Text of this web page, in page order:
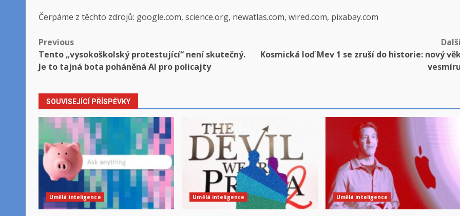
Čerpáme z těchto zdrojů: google.com, science.org, newatlas.com, wired.com, pixabay.com
Post
navigation
Previous
Tento „vysokoškolský protestující“ není skutečný.
Je to tajná bota poháněná AI pro policajty
Kosmická loď Mev 1 se zruší do historie: nový
vesmíru
SOUVISEJÍCÍ PŘÍSPĚVKY
Umělá inteligence Umělá inteligence Umělá inteligence